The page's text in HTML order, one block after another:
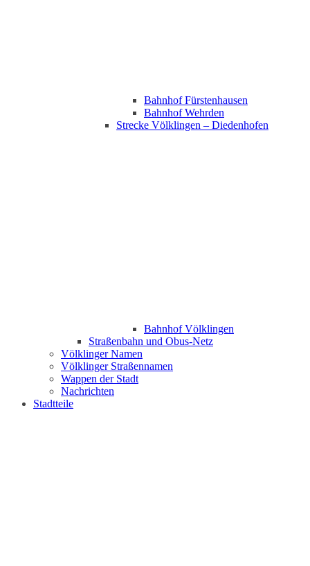
Bahnhof Fürstenhausen
Bahnhof Wehrden
Strecke Völklingen – Diedenhofen
Bahnhof Völklingen
Straßenbahn und Obus-Netz
Völklinger Namen
Völklinger Straßennamen
Wappen der Stadt
Nachrichten
Stadtteile